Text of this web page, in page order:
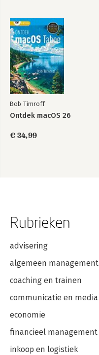
Bob Timroff
Ontdek macOS 26
€ 34,99
Rubrieken
advisering
algemeen management
coaching en trainen
communicatie en media
economie
financieel management
inkoop en logistiek